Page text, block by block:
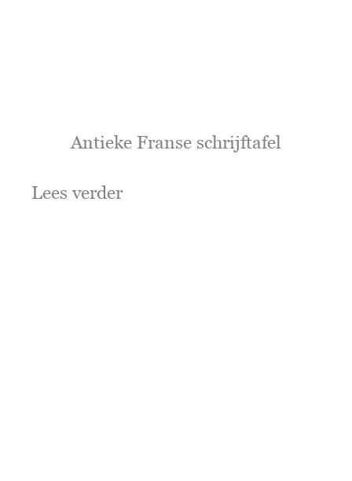
Antieke Franse schrijftafel
Lees verder